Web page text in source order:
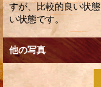
すが、比較的良い状
い状態です。
他の写真